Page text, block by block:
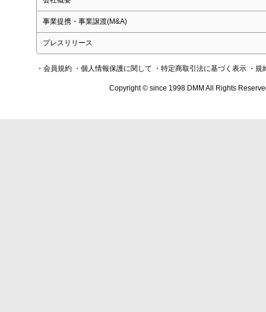
事業提携・事業譲渡(M&A)
プレスリリース
・会員規約 ・個人情報保護に関して ・特定商取引法に基づく表示 ・規
Copyright © since 1998 DMM All Rights